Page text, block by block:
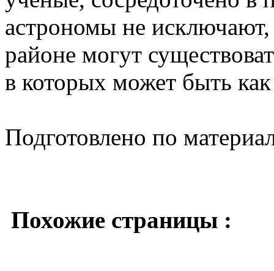
астрономы не
районе могут
в которых может быть
Подготовлено по
Похожие страницы :